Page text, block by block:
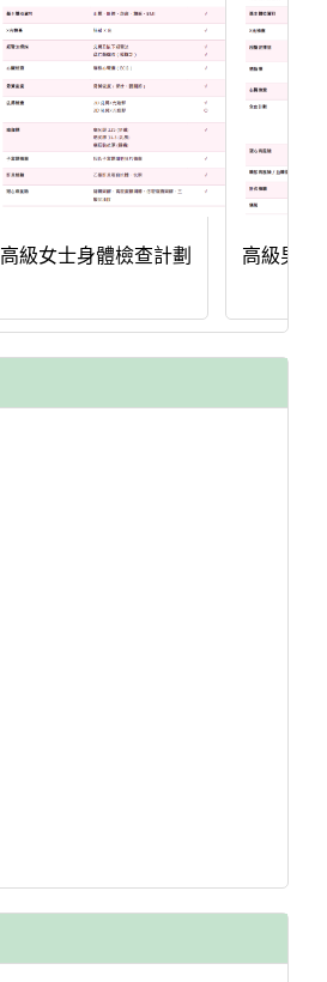
高級女士身體檢查計劃 高級男士